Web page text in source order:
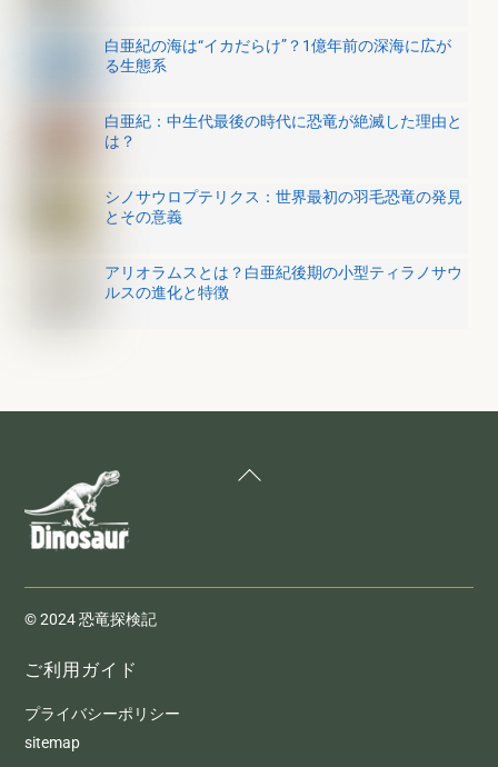
白亜紀の海は“イカだらけ”？1億年前の深海に広が
る生態系
白亜紀：中生代最後の時代に恐竜が絶滅した理由と
は？
シノサウロプテリクス：世界最初の羽毛恐竜の発見
とその意義
アリオラムスとは？白亜紀後期の小型ティラノサウ
ルスの進化と特徴
To
© 2024 恐竜探検記
ご利用ガイド
プライバシーポリシー
sitemap